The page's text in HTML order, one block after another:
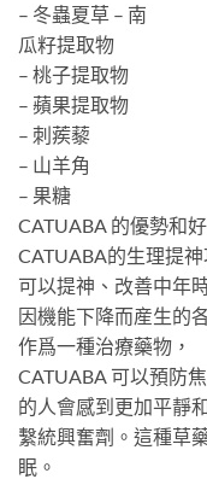
– 冬蟲夏草 – 南
瓜籽提取物
– 桃子提取物
– 蘋果提取物
– 刺蒺藜
– 山羊角
– 果糖
CATUABA 的優勢和
CATUABA的生理提
可以提神、改善中年
因機能下降而産生的
作爲一種治療藥物，
CATUABA 可以預防
的人會感到更加平靜
繫統興奮劑。這種草
眠。